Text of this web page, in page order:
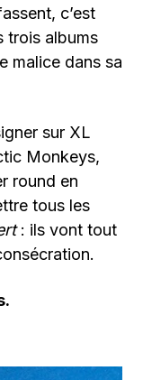
c’est
trois albums
malice dans sa
sur XL
Monkeys,
round en
tous les
: ils vont tout